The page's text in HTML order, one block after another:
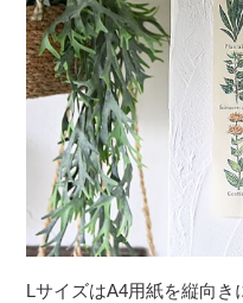
LサイズはA4用紙を縦向